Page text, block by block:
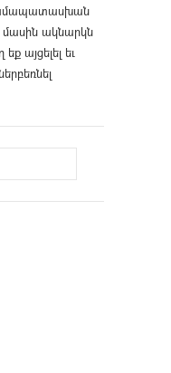
մասին ակնարկն
այցելել եւ